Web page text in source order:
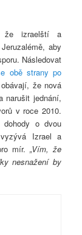
že izraelští a
aby
Následovat
obě strany po
že nová
narušit jednání,
v roce 2010.
dohody o dvou
Izrael a
mír. „Vím, že
nesnažení by